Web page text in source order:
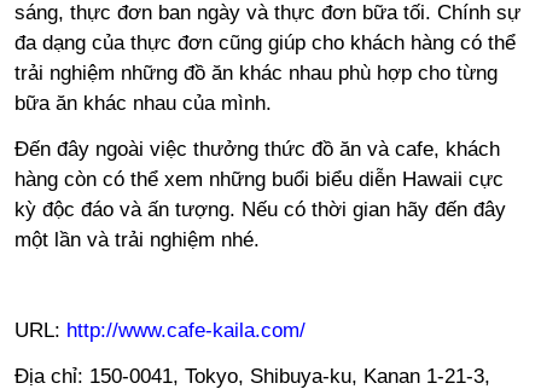
sáng, thực đơn ban ngày và thực đơn bữa tối. Chính sự
đa dạng của thực đơn cũng giúp cho khách hàng có thể
trải nghiệm những đồ ăn khác nhau phù hợp cho từng
bữa ăn khác nhau của mình.
Đến đây ngoài việc thưởng thức đồ ăn và cafe, khách
hàng còn có thể xem những buổi biểu diễn Hawaii cực
kỳ độc đáo và ấn tượng. Nếu có thời gian hãy đến đây
một lần và trải nghiệm nhé.
URL: http://www.cafe-kaila.com/
Địa chỉ: 150-0041, Tokyo, Shibuya-ku, Kanan 1-21-3,